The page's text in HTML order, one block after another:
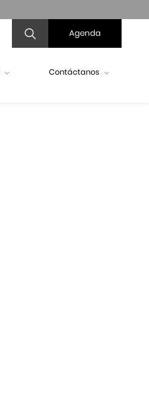
Agenda
Contáctanos